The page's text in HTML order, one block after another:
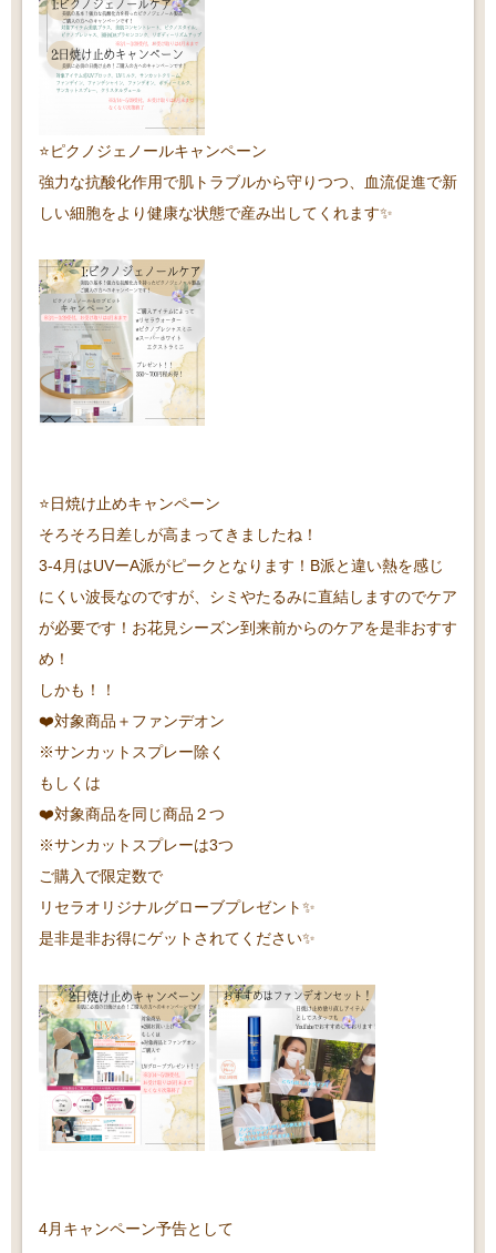
⭐️ピクノジェノールキャンペーン
強力な抗酸化作用で肌トラブルから守りつつ、血流促進で新
しい細胞をより健康な状態で産み出してくれます✨
⭐️日焼け止めキャンペーン
そろそろ日差しが高まってきましたね！
3-4月はUVーA派がピークとなります！B派と違い熱を感じ
にくい波長なのですが、シミやたるみに直結しますのでケア
が必要です！お花見シーズン到来前からのケアを是非おすす
め！
しかも！！
❤️対象商品＋ファンデオン
※サンカットスプレー除く
もしくは
❤️対象商品を同じ商品２つ
※サンカットスプレーは3つ
ご購入で限定数で
リセラオリジナルグローブプレゼント✨
是非是非お得にゲットされてください✨
4月キャンペーン予告として